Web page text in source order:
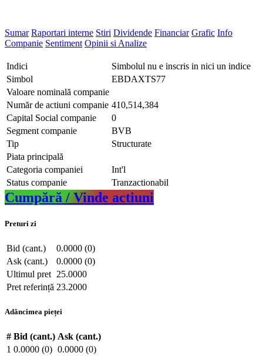
Sumar Raportari interne Stiri Dividende Financiar Grafic Info
Companie Sentiment Opinii si Analize
Indici
Simbolul nu e inscris in nici un indice
Simbol
EBDAXTS77
Valoare nominală companie
Număr de actiuni companie 410,514,384
Capital Social companie
0
Segment companie
BVB
Tip
Structurate
Piata principală
Categoria companiei
Int'l
Status companie
Tranzactionabil
Cumpără / Vinde actiuni
Preturi zi
Bid (cant.)
0.0000 (0)
Ask (cant.)
0.0000 (0)
Ultimul pret 25.0000
Pret referință 23.2000
Adâncimea pieței
# Bid (cant.) Ask (cant.)
1 0.0000 (0) 0.0000 (0)